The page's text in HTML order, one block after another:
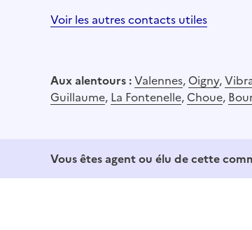
Voir les autres contacts utiles
Aux alentours :Valennes, Oigny,
Guillaume, La Fontenelle, Choue,
Vous êtes agent ou élu de cette